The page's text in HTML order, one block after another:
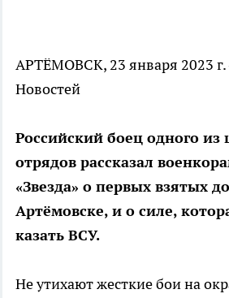
АРТЁМОВСК, 23 января 2023
Новостей
Российский боец одного
отрядов рассказал
«Звезда» о первых взятых
Артёмовске, и о силе,
казать ВСУ.
Не утихают жесткие бои на